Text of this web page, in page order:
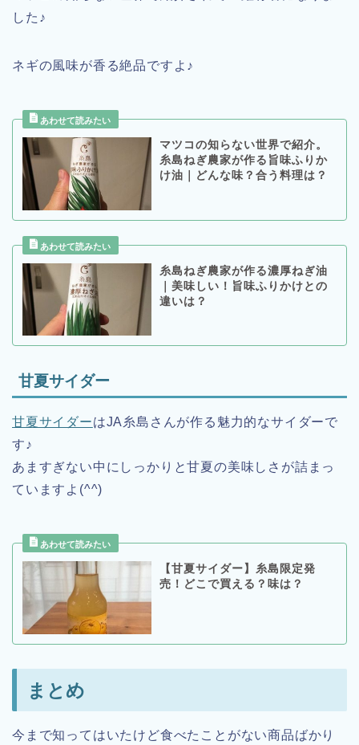
した♪
ネギの風味が香る絶品ですよ♪
マツコの知らない世界で紹介。
糸島ねぎ農家が作る旨味ふりか
け油｜どんな味？合う料理は？
糸島ねぎ農家が作る濃厚ねぎ油
｜美味しい！旨味ふりかけとの
違いは？
甘夏サイダー
甘夏サイダーはJA糸島さんが作る魅力的なサイダーで
す♪
あますぎない中にしっかりと甘夏の美味しさが詰まっ
ていますよ(^^)
【甘夏サイダー】糸島限定発
売！どこで買える？味は？
まとめ
今まで知ってはいたけど食べたことがない商品ばかり